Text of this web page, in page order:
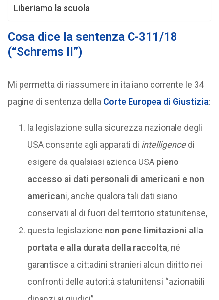
Liberiamo la scuola
Cosa dice la sentenza C-311/18
(“Schrems II”)
Mi permetta di riassumere in italiano corrente le 34
pagine di sentenza della Corte Europea di Giustizia:
la legislazione sulla sicurezza nazionale degli
USA consente agli apparati di intelligencedi
esigere da qualsiasi azienda USA pieno
accesso ai dati personali di americani e non
americani, anche qualora tali dati siano
conservati al di fuori del territorio statunitense,
questa legislazione non pone limitazioni alla
portata e alla durata della raccolta, né
garantisce a cittadini stranieri alcun diritto nei
confronti delle autorità statunitensi “azionabili